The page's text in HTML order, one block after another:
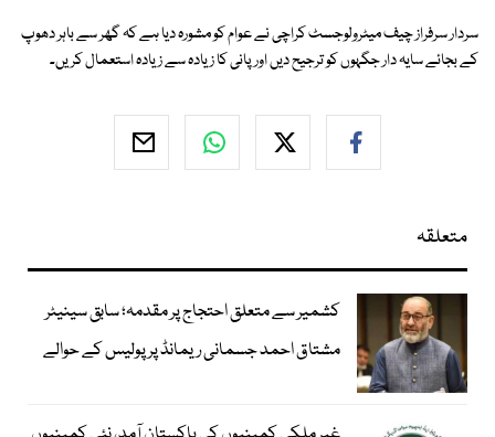
سردار سرفراز چیف میٹرولوجسٹ کراچی نے عوام کو مشورہ دیا ہے کہ گھر سے باہر دھوپ
کے بجائے سایہ دار جگہوں کو ترجیح دیں اور پانی کا زیادہ سے زیادہ استعمال کریں۔
متعلقہ
کشمیر سے متعلق احتجاج پر مقدمہ؛ سابق سینیٹر
مشتاق احمد جسمانی ریمانڈ پر پولیس کے حوالے